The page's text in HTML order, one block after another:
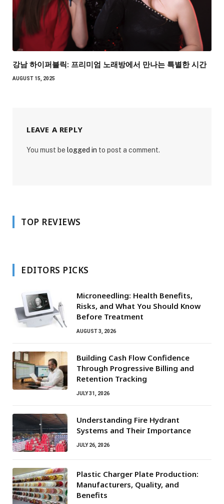
강남 하이퍼블릭: 프리미엄 노래방에서 만나는 특별한 시간
AUGUST 15, 2025
LEAVE A REPLY
You must be logged in to post a comment.
TOP REVIEWS
EDITORS PICKS
Microneedling: Health Benefits,
Risks, and What You Should Know
Before Treatment
AUGUST 3, 2026
Building Cash Flow Confidence
Through Progressive Billing and
Retention Tracking
JULY 31, 2026
Understanding Fire Hydrant
Systems and Their Importance
JULY 26, 2026
Plastic Charger Plate Production:
Manufacturers, Quality, and
Benefits